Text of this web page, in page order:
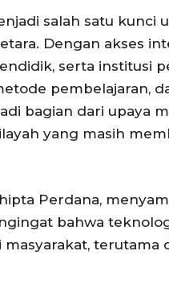
salah satu kunci
Dengan akses
serta institusi
pembelajaran,
bagian dari upaya
yang masih
Perdana,
bahwa
terutama